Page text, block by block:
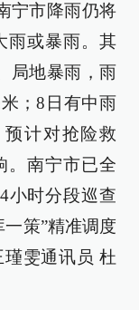
宁市降雨仍将
雨或暴雨。其
局地暴雨，雨
；8日有中雨
计对抢险救
。南宁市已全
小时分段巡查
策”精准调度
雯通讯员 杜